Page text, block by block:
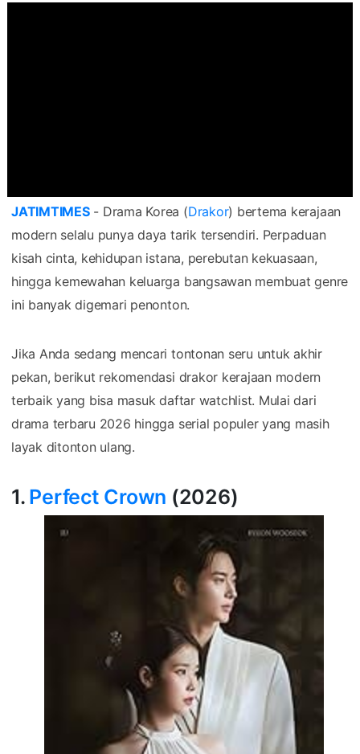
JATIMTIMES- Drama Korea (Drakor) bertema kerajaan
modern selalu punya daya tarik tersendiri. Perpaduan
kisah cinta, kehidupan istana, perebutan kekuasaan,
hingga kemewahan keluarga bangsawan membuat genre
ini banyak digemari penonton.
Jika Anda sedang mencari tontonan seru untuk akhir
pekan, berikut rekomendasi drakor kerajaan modern
terbaik yang bisa masuk daftar watchlist. Mulai dari
drama terbaru 2026 hingga serial populer yang masih
layak ditonton ulang.
1. Perfect Crown (2026)